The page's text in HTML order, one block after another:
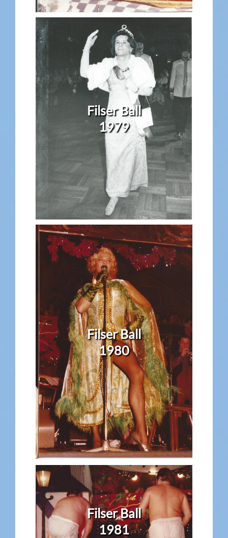
Filser Ball
1979
Filser Ball
1980
Filser Ball
1981